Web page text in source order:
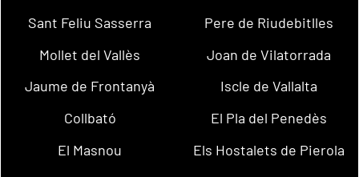
Sant Feliu Sasserra
Pere de Riudebitlles
Mollet del Vallès
Joan de Vilatorrada
Jaume de Frontanyà
Iscle de Vallalta
Collbató
El Pla del Penedès
El Masnou
Els Hostalets de Pierola